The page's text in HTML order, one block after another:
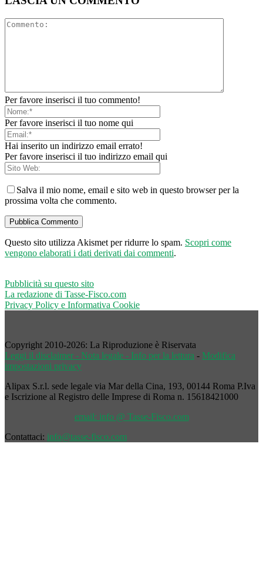
Per favore inserisci il tuo commento!
Per favore inserisci il tuo nome qui
Hai inserito un indirizzo email errato!
Per favore inserisci il tuo indirizzo email qui
Salva il mio nome, email e sito web in questo browser per la
prossima volta che commento.
Questo sito utilizza Akismet per ridurre lo spam. Scopri come
vengono elaborati i dati derivati dai commenti.
Pubblicità su questo sito
La redazione di Tasse-Fisco.com
Privacy Policy e Informativa Cookie
Copyright 2010-2026: La Riproduzione è Riservata
Leggi il disclaimer - Nota legale - Info per la lettura - Modifica
impostazioni privacy
Alipax S.r.l. sede legale via Mar della Cina, 193, 00144 Roma P.Iva
e Iscrizione al Registro delle Imprese di Roma n. 15618421000
email: info @ Tasse-Fisco.com
Contattaci: info@tasse-fisco.com